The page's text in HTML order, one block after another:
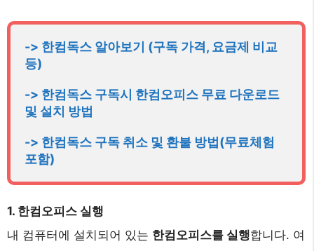
-> 한컴독스 알아보기 (구독 가격, 요금제 비교
등)
-> 한컴독스 구독시 한컴오피스 무료 다운로드
및 설치 방법
-> 한컴독스 구독 취소 및 환불 방법(무료체험
포함)
1. 한컴오피스 실행
내 컴퓨터에 설치되어 있는 한컴오피스를 실행합니다. 여